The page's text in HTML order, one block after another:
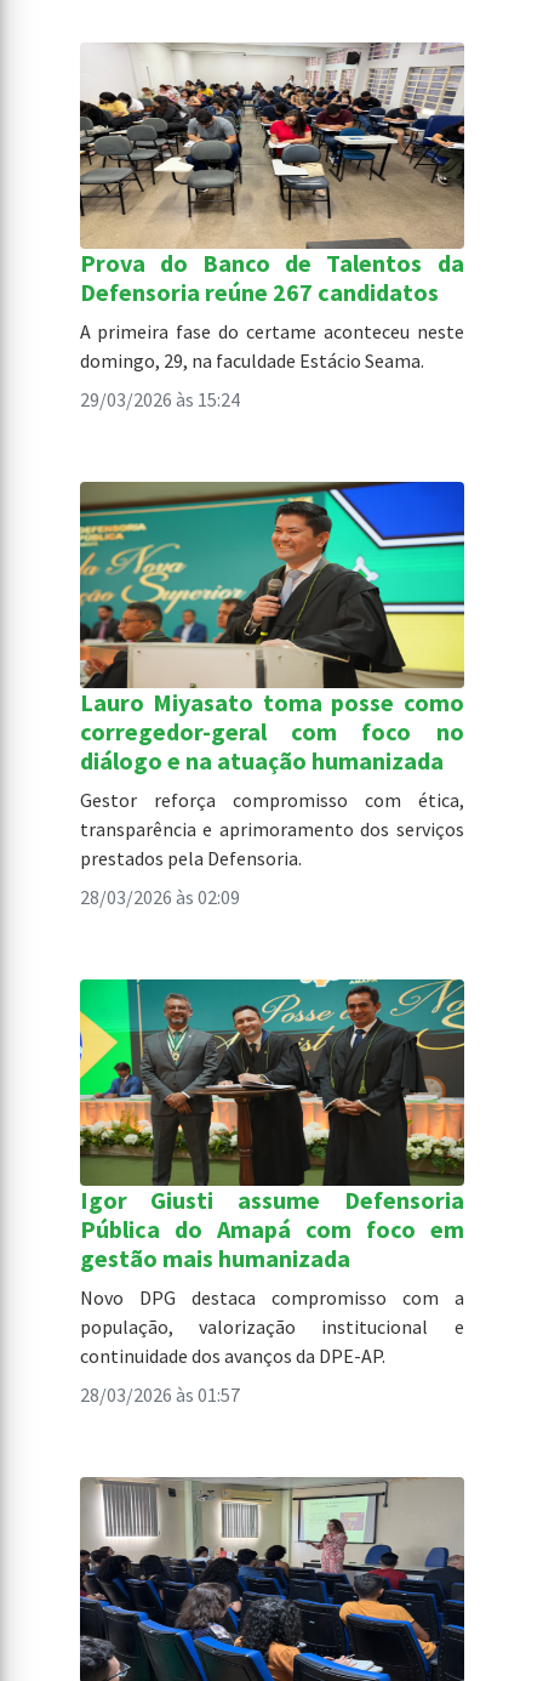
Prova do Banco de Talentos da
Defensoria reúne 267 candidatos
A primeira fase do certame aconteceu neste
domingo, 29, na faculdade Estácio Seama.
29/03/2026 às 15:24
Lauro Miyasato toma posse como
corregedor-geral com foco no
diálogo e na atuação humanizada
Gestor reforça compromisso com ética,
transparência e aprimoramento dos serviços
prestados pela Defensoria.
28/03/2026 às 02:09
Igor Giusti assume Defensoria
Pública do Amapá com foco em
gestão mais humanizada
Novo DPG destaca compromisso com a
população, valorização institucional e
continuidade dos avanços da DPE-AP.
28/03/2026 às 01:57